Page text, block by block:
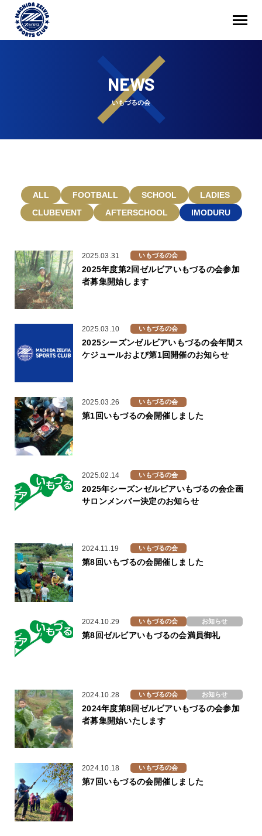
NEWS
いもづるの会
ALL FOOTBALL SCHOOL
LADIES
CLUBEVENT
AFTERSCHOOL IMODURU
2025.03.31 いもづるの会
2025年度第2回ゼルビアいもづるの会参加
者募集開始します
2025.03.10 いもづるの会
2025シーズンゼルビアいもづるの会年間ス
ケジュールおよび第1回開催のお知らせ
2025.03.26 いもづるの会
第1回いもづるの会開催しました
2025.02.14 いもづるの会
2025年シーズンゼルビアいもづるの会企画
サロンメンバー決定のお知らせ
2024.11.19 いもづるの会
第8回いもづるの会開催しました
2024.10.29 いもづるの会 お知らせ
第8回ゼルビアいもづるの会満員御礼
2024.10.28 いもづるの会 お知らせ
2024年度第8回ゼルビアいもづるの会参加
者募集開始いたします
2024.10.18 いもづるの会
第7回いもづるの会開催しました